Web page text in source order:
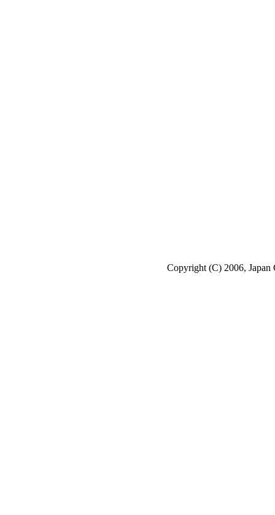
Copyright (C) 2006, Japan